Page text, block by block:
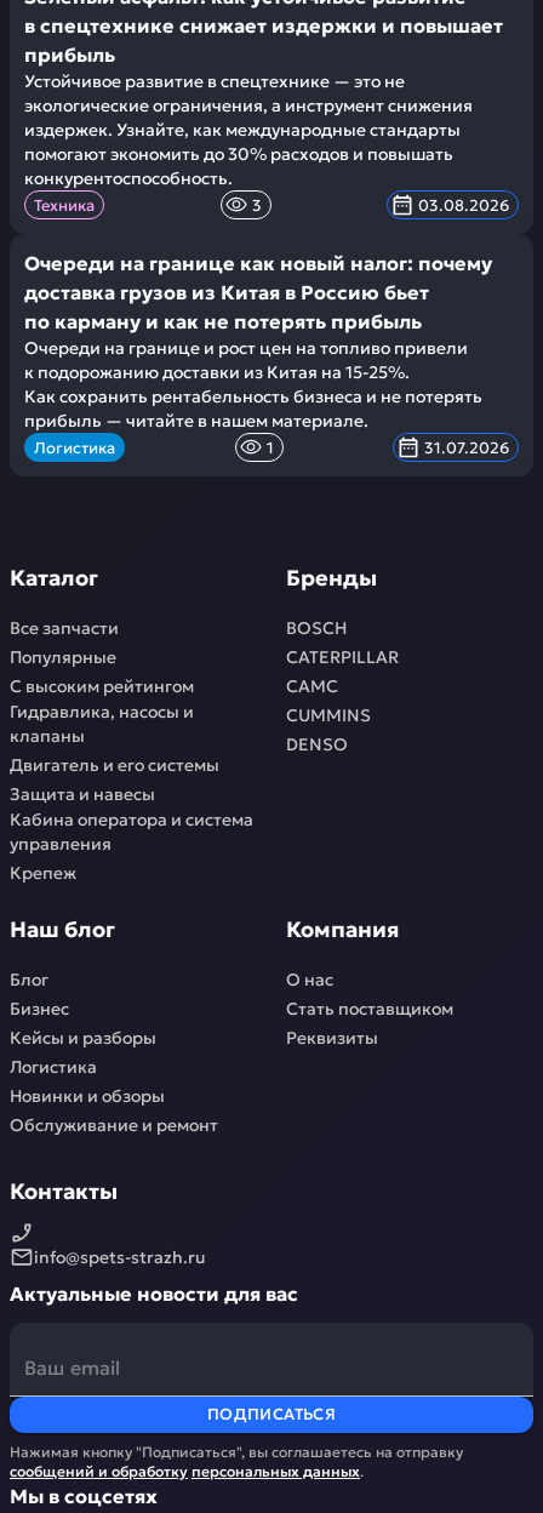
в спецтехнике снижает издержки и повышает
прибыль
Устойчивое развитие в спецтехнике — это не
экологические ограничения, а инструмент снижения
издержек. Узнайте, как международные стандарты
помогают экономить до 30% расходов и повышать
конкурентоспособность.
Техника 3 03.08.2026
Очереди на границе как новый налог: почему
доставка грузов из Китая в Россию бьет
по карману и как не потерять прибыль
Очереди на границе и рост цен на топливо привели
к подорожанию доставки из Китая на 15-25%.
Как сохранить рентабельность бизнеса и не потерять
прибыль — читайте в нашем материале.
Логистика 1 31.07.2026
Каталог
Все запчасти
Популярные
С высоким рейтингом
Гидравлика, насосы и
клапаны
Двигатель и его системы
Защита и навесы
Кабина оператора и система
управления
Крепеж
Бренды
BOSCH
CATERPILLAR
CAMC
CUMMINS
DENSO
Наш блог
Блог
Бизнес
Кейсы и разборы
Логистика
Новинки и обзоры
Обслуживание и ремонт
Компания
О нас
Стать поставщиком
Реквизиты
Контакты
info@spets-strazh.ru
Актуальные новости для вас
ПОДПИСАТЬСЯ
Нажимая кнопку "Подписаться", вы соглашаетесь на отправку
сообщений и обработку персональных данных.
Мы в соцсетях